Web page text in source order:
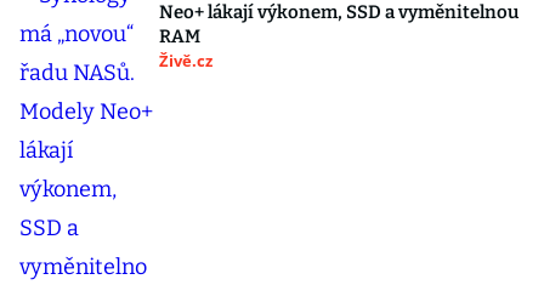
Neo+ lákají výkonem, SSD a vyměnitelnou
RAM
Živě.cz